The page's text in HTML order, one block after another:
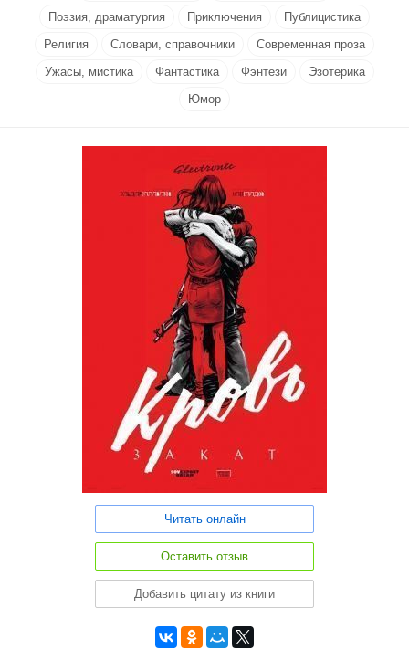
Поэзия, драматургия
Приключения
Публицистика
Религия
Словари, справочники
Современная проза
Ужасы, мистика
Фантастика Фэнтези
Эзотерика
Юмор
Читать онлайн
Оставить отзыв
Добавить цитату из книги